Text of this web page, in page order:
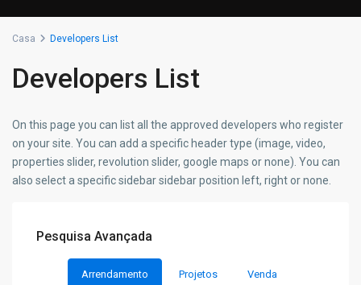
Casa Developers List
Developers List
On this page you can list all the approved developers who register
on your site. You can add a specific header type (image, video,
properties slider, revolution slider, google maps or none). You can
also select a specific sidebar sidebar position left, right or none.
Pesquisa Avançada
Arrendamento Projetos Venda